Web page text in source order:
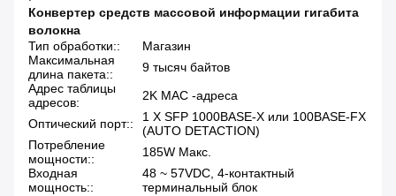
Конвертер средств массовой информации гигабита
волокна
Тип обработки::
Магазин
Максимальная
длина пакета::
9 тысяч байтов
Адрес таблицы
адресов:
2K MAC -адреса
Оптический порт::
1 X SFP 1000BASE-X или 100BASE-FX
(AUTO DETACTION)
Потребление
мощности::
185W Макс.
Входная
мощность::
48 ~ 57VDC, 4-контактный
терминальный блок